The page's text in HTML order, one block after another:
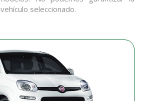
seleccionado.